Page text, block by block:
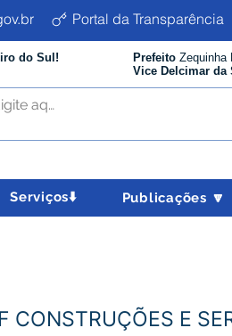
Portal da Transparência
do Sul! Prefeito Zequinha
Vice Delcimar da
Serviços⬇️ Publicações 🔽
E